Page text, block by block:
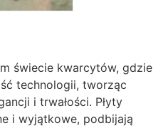
świecie kwarcytów, gdzie
technologii, tworząc
i trwałości. Płyty
i wyjątkowe, podbijają